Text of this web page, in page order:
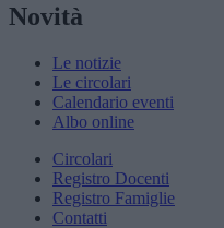
Novità
Le notizie
Le circolari
Calendario eventi
Albo online
Circolari
Registro Docenti
Registro Famiglie
Contatti